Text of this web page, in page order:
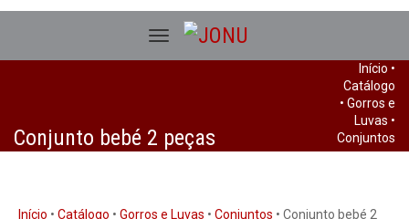
Conjunto bebé 2 peças
Início •
Catálogo
• Gorros e
Luvas •
Conjuntos
•
peças
Início • Catálogo • Gorros e Luvas • Conjuntos • Conjunto bebé 2